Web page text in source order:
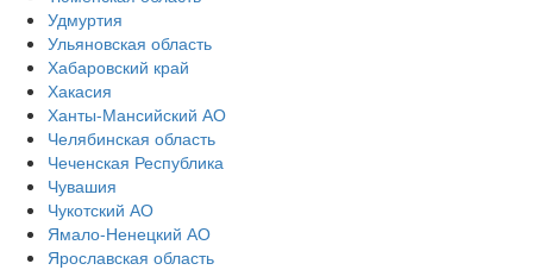
Удмуртия
Ульяновская область
Хабаровский край
Хакасия
Ханты-Мансийский АО
Челябинская область
Чеченская Республика
Чувашия
Чукотский АО
Ямало-Ненецкий АО
Ярославская область